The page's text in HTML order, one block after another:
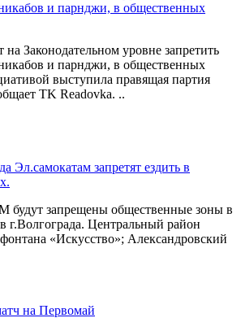
и парнджи, в общественных
Законодательном уровне запретить
и парнджи, в общественных
выступила правящая партия
TK Readovka. ..
Эл.самокатам запретят ездить в
будут запрещены общественные зоны в
г.Волгограда. Центральный район
«Искусство»; Александровский
на Первомай